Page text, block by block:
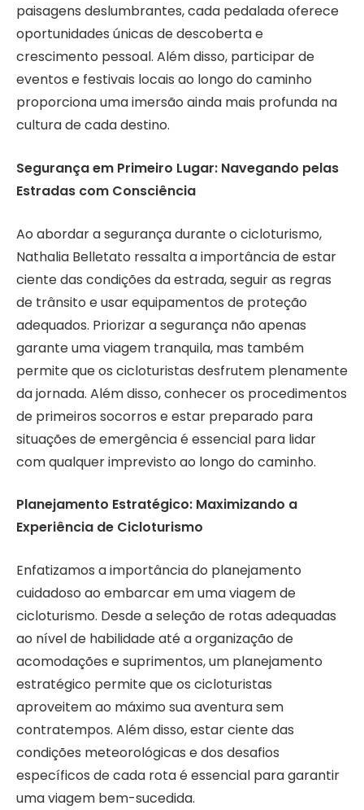
paisagens deslumbrantes, cada pedalada oferece
oportunidades únicas de descoberta e
crescimento pessoal. Além disso, participar de
eventos e festivais locais ao longo do caminho
proporciona uma imersão ainda mais profunda na
cultura de cada destino.
Segurança em Primeiro Lugar: Navegando pelas
Estradas com Consciência
Ao abordar a segurança durante o cicloturismo,
Nathalia Belletato ressalta a importância de estar
ciente das condições da estrada, seguir as regras
de trânsito e usar equipamentos de proteção
adequados. Priorizar a segurança não apenas
garante uma viagem tranquila, mas também
permite que os cicloturistas desfrutem plenamente
da jornada. Além disso, conhecer os procedimentos
de primeiros socorros e estar preparado para
situações de emergência é essencial para lidar
com qualquer imprevisto ao longo do caminho.
Planejamento Estratégico: Maximizando a
Experiência de Cicloturismo
Enfatizamos a importância do planejamento
cuidadoso ao embarcar em uma viagem de
cicloturismo. Desde a seleção de rotas adequadas
ao nível de habilidade até a organização de
acomodações e suprimentos, um planejamento
estratégico permite que os cicloturistas
aproveitem ao máximo sua aventura sem
contratempos. Além disso, estar ciente das
condições meteorológicas e dos desafios
específicos de cada rota é essencial para garantir
uma viagem bem-sucedida.